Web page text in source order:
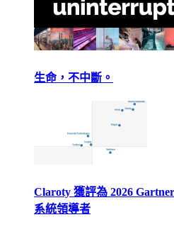
生命，不中斷。
Claroty 獲評為 2026
系統領導者